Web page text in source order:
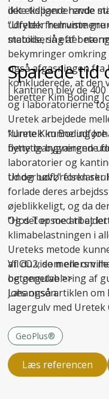
det ekspanderende
udfylder
stabilisering af
ikke tidligere havde
“Uretek fremviste
metode, så efter
bekymringer omkring
også afgasningen fra
konkluderede, at den
beretter Kim Boding
Sparede tid
I kantinen blev de
og i laboratorierne
Uretek arbejdede
kunne Kim Boding
benytte bygningen
“Uretek kunne
flytte igangværende
laboratorier og
tid og bøvl,” forklarer
Under udførelsen
forlade deres
øjeblikkeligt, og da
Og det er med til at
“Hos Topsoe
klimabelastningen i
Ureteks metode
af CO2, som ellers
og genetablering af
Johannsen.
Vil du vide mere om
betongulve>>
Læs også artiklen om
lagergulv med Uretek
GeoPlus®
Læs referencen